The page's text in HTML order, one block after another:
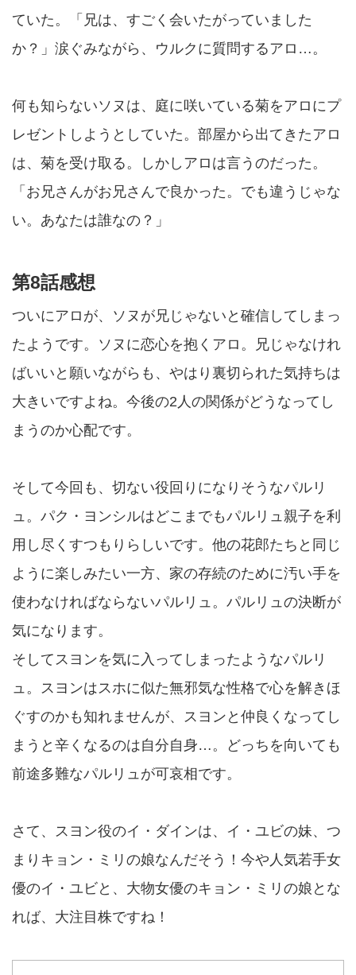
ていた。「兄は、すごく会いたがっていました
か？」涙ぐみながら、ウルクに質問するアロ…。
何も知らないソヌは、庭に咲いている菊をアロにプ
レゼントしようとしていた。部屋から出てきたアロ
は、菊を受け取る。しかしアロは言うのだった。
「お兄さんがお兄さんで良かった。でも違うじゃな
い。あなたは誰なの？」
第8話感想
ついにアロが、ソヌが兄じゃないと確信してしまっ
たようです。ソヌに恋心を抱くアロ。兄じゃなけれ
ばいいと願いながらも、やはり裏切られた気持ちは
大きいですよね。今後の2人の関係がどうなってし
まうのか心配です。
そして今回も、切ない役回りになりそうなパルリ
ュ。パク・ヨンシルはどこまでもパルリュ親子を利
用し尽くすつもりらしいです。他の花郎たちと同じ
ように楽しみたい一方、家の存続のために汚い手を
使わなければならないパルリュ。パルリュの決断が
気になります。
そしてスヨンを気に入ってしまったようなパルリ
ュ。スヨンはスホに似た無邪気な性格で心を解きほ
ぐすのかも知れませんが、スヨンと仲良くなってし
まうと辛くなるのは自分自身…。どっちを向いても
前途多難なパルリュが可哀相です。
さて、スヨン役のイ・ダインは、イ・ユビの妹、つ
まりキョン・ミリの娘なんだそう！今や人気若手女
優のイ・ユビと、大物女優のキョン・ミリの娘とな
れば、大注目株ですね！